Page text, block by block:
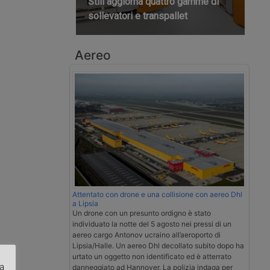
sollevatori e transpallet
Aereo
Attentato con drone e una collisione con aereo Dhl
a Lipsia
Un drone con un presunto ordigno è stato
individuato la notte del 5 agosto nei pressi di un
aereo cargo Antonov ucraino all’aeroporto di
Lipsia/Halle. Un aereo Dhl decollato subito dopo ha
urtato un oggetto non identificato ed è atterrato
danneggiato ad Hannover. La polizia indaga per